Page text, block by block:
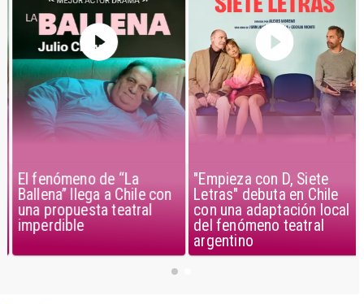
El fenómeno de “La
Ballena” llega a Chile con
una propuesta teatral
imperdible
"Empieza con D, Siete
Letras" debuta en Chile
con una adaptación local
del fenómeno teatral
argentino